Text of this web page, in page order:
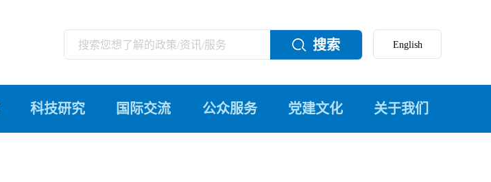
搜索
科技研究 国际交流 公众服务 党建文化 关于我们